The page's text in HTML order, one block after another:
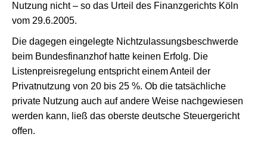
Nutzung nicht – so das Urteil des Finanzgerichts Köln
vom 29.6.2005.
Die dagegen eingelegte Nichtzulassungsbeschwerde
beim Bundesfinanzhof hatte keinen Erfolg. Die
Listenpreisregelung entspricht einem Anteil der
Privatnutzung von 20 bis 25 %. Ob die tatsächliche
private Nutzung auch auf andere Weise nachgewiesen
werden kann, ließ das oberste deutsche Steuergericht
offen.